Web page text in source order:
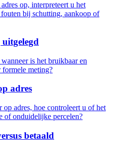
op, interpreteert u het
bij schutting, aankoop of
is het bruikbaar en
formele meting?
adres
adres, hoe controleert u of het
of onduidelijke percelen?
betaald